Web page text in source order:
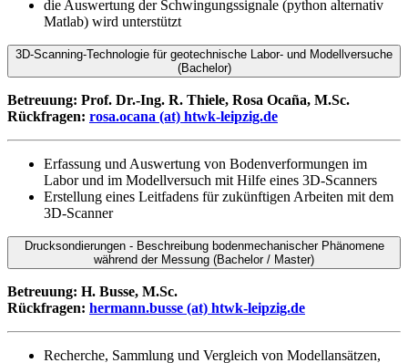
die Auswertung der Schwingungssignale (python alternativ
Matlab) wird unterstützt
3D-Scanning-Technologie für geotechnische Labor- und Modellversuche
(Bachelor)
Betreuung: Prof. Dr.-Ing. R. Thiele, Rosa Ocaña, M.Sc.
Rückfragen: rosa.ocana (at) htwk-leipzig.de
Erfassung und Auswertung von Bodenverformungen im
Labor und im Modellversuch mit Hilfe eines 3D-Scanners
Erstellung eines Leitfadens für zukünftigen Arbeiten mit dem
3D-Scanner
Drucksondierungen - Beschreibung bodenmechanischer Phänomene
während der Messung (Bachelor / Master)
Betreuung: H. Busse, M.Sc.
Rückfragen: hermann.busse (at) htwk-leipzig.de
Recherche, Sammlung und Vergleich von Modellansätzen,